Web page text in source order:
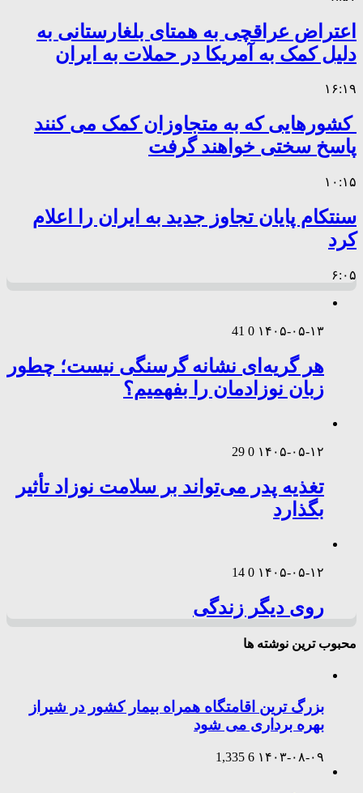
اعتراض عراقچی به همتای بلغارستانی به
دلیل کمک به آمریکا در حملات به ایران
۱۶:۱۹
کشورهایی که به متجاوزان کمک می کنند
پاسخ سختی خواهند گرفت
۱۰:۱۵
سنتکام پایان تجاوز جدید به ایران را اعلام
کرد
۶:۰۵
۱۴۰۵-۰۵-۱۳ 0
41
هر گریه‌ای نشانه گرسنگی نیست؛ چطور
زبان نوزادمان را بفهمیم؟
۱۴۰۵-۰۵-۱۲ 0
29
تغذیه پدر می‌تواند بر سلامت نوزاد تأثیر
بگذارد
۱۴۰۵-۰۵-۱۲ 0
14
روی دیگر زندگی
محبوب ترین نوشته ها
بزرگ ترین اقامتگاه همراه بیمار کشور در شیراز
بهره برداری می شود
۱۴۰۳-۰۸-۰۹ 6
1,335